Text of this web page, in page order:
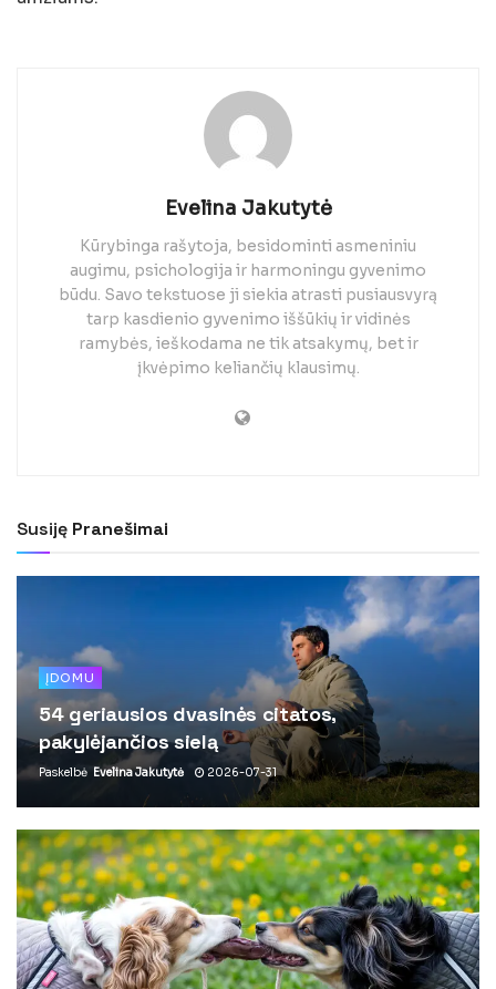
Evelina Jakutytė
Kūrybinga rašytoja, besidominti asmeniniu
augimu, psichologija ir harmoningu gyvenimo
būdu. Savo tekstuose ji siekia atrasti pusiausvyrą
tarp kasdienio gyvenimo iššūkių ir vidinės
ramybės, ieškodama ne tik atsakymų, bet ir
įkvėpimo keliančių klausimų.
Susiję Pranešimai
ĮDOMU
54 geriausios dvasinės citatos,
pakylėjančios sielą
Paskelbė Evelina Jakutytė 2026-07-31